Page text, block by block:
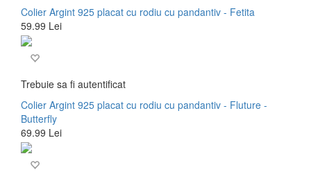
Colier Argint 925 placat cu rodiu cu pandantiv - Fetita
59.99 Lei
Trebuie sa fi autentificat
Colier Argint 925 placat cu rodiu cu pandantiv - Fluture -
Butterfly
69.99 Lei